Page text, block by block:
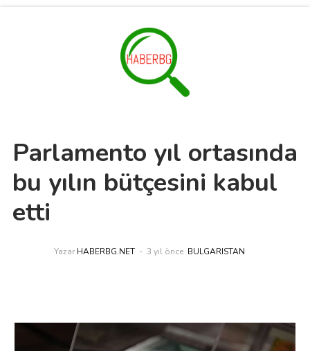
Parlamento yıl ortasında
bu yılın bütçesini kabul
etti
Yazar HABERBG.NET 3 yıl önce BULGARISTAN